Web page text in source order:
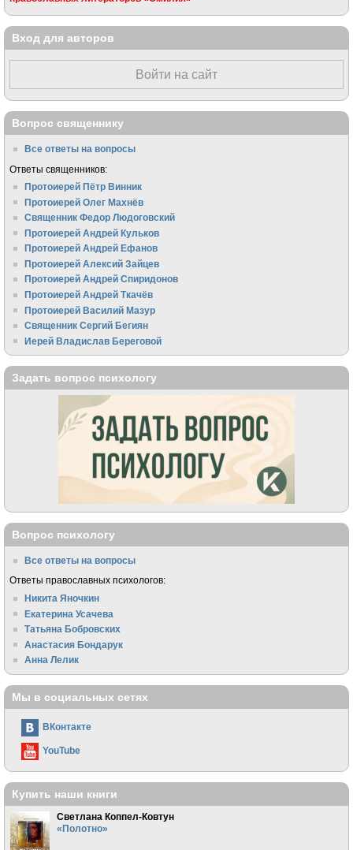
Вход для авторов
Войти на сайт
Вопрос священнику
Все ответы на вопросы
Ответы священников:
Протоиерей Пётр Винник
Протоиерей Олег Махнёв
Священник Федор Людоговский
Протоиерей Андрей Кульков
Протоиерей Андрей Ефанов
Протоиерей Алексий Зайцев
Протоиерей Андрей Спиридонов
Протоиерей Андрей Ткачёв
Протоиерей Василий Мазур
Священник Сергий Бегиян
Иерей Владислав Береговой
Задать вопрос психологу
Вопрос психологу
Все ответы на вопросы
Ответы православных психологов:
Никита Яночкин
Екатерина Усачева
Татьяна Бобровских
Анастасия Бондарук
Анна Лелик
Мы в социальных сетях
ВКонтакте
YouTube
Купить наши книги
Светлана Коппел-Ковтун
«Полотно»